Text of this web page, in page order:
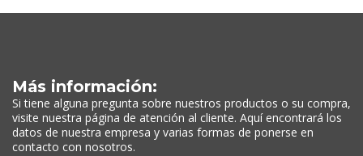
Más información:
Si tiene alguna pregunta sobre nuestros productos o su compra,
visite nuestra página de atención al cliente. Aquí encontrará los
datos de nuestra empresa y varias formas de ponerse en
contacto con nosotros.